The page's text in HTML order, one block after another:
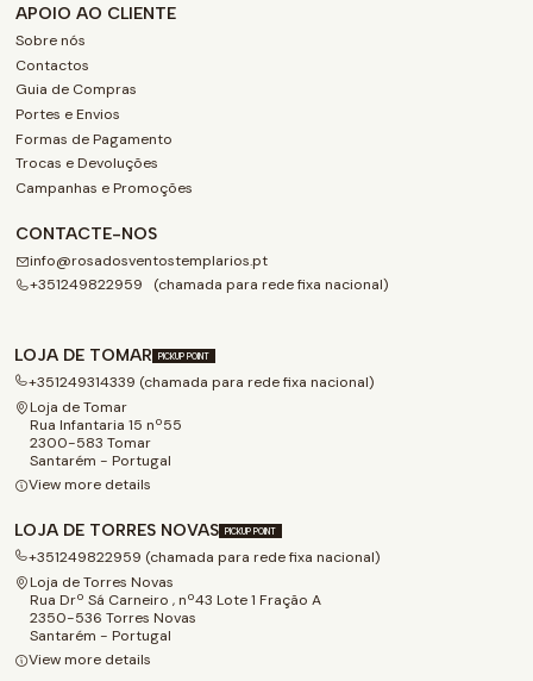
APOIO AO CLIENTE
Sobre nós
Contactos
Guia de Compras
Portes e Envios
Formas de Pagamento
Trocas e Devoluções
Campanhas e Promoções
CONTACTE-NOS
info@rosadosventostemplarios.pt
+351249822959 (chamada para rede fixa nacional)
LOJA DE TOMAR PICKUP POINT
+351249314339 (chamada para rede fixa nacional)
Loja de Tomar
Rua Infantaria 15 nº55
2300-583 Tomar
Santarém - Portugal
View more details
LOJA DE TORRES NOVAS PICKUP POINT
+351249822959 (chamada para rede fixa nacional)
Loja de Torres Novas
Rua Drº Sá Carneiro , nº43 Lote 1 Fração A
2350-536 Torres Novas
Santarém - Portugal
View more details